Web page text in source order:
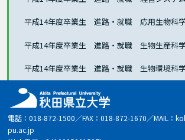
平成14年度卒業生 進路・就職 応用生物科
平成14年度卒業生 進路・就職 生物生産科
平成14年度卒業生 進路・就職 生物環境科
電話：018-872-1500／FAX：018-872-1670／MAIL：
pu.ac.jp